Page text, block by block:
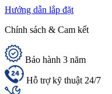
Hướng dẫn lắp đặt
Chính sách & Cam kết
Bảo hành 3 năm
Hỗ trợ kỹ thuật 24/7